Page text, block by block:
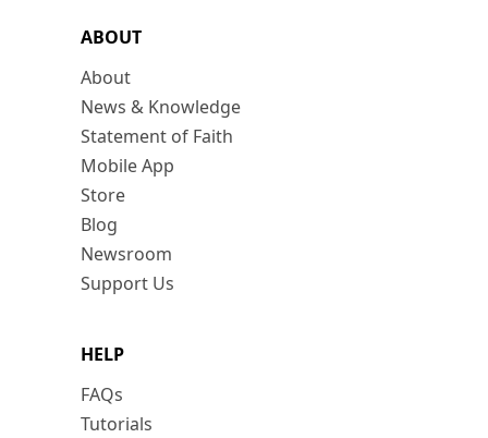
ABOUT
About
News & Knowledge
Statement of Faith
Mobile App
Store
Blog
Newsroom
Support Us
HELP
FAQs
Tutorials